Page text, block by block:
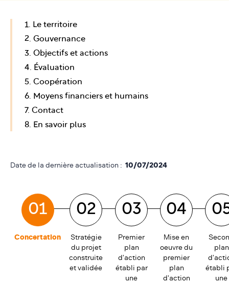
1. Le territoire
2. Gouvernance
3. Objectifs et actions
4. Évaluation
5. Coopération
6. Moyens financiers et humains
7. Contact
8. En savoir plus
Date de la dernière actualisation : 10/07/2024
01
Concertation
02
Stratégie
du projet
construite
et validée
03
Premier
plan
d'action
établi par
une
04
Mise en
oeuvre du
premier
plan
d'action
plan
établi
une